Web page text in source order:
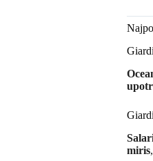
miris